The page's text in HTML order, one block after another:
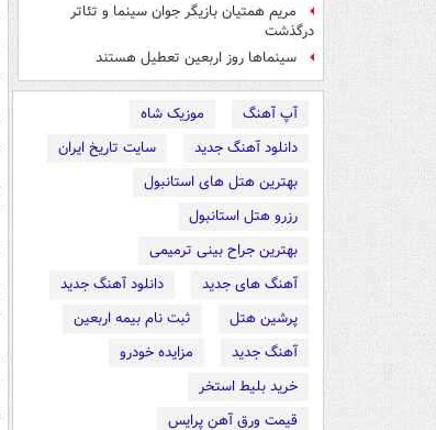
مریم همتیان بازیگر جوان سینما و تئاتر
درگذشت
سینماها روز اربعین تعطیل هستند
آپ آهنگ
موزیک شاه
دانلود آهنگ جدید
سایت تاریخ ایران
بهترین هتل های استانبول
رزرو هتل استانبول
بهترین جراح بینی ترمیمی
آهنگ های جدید
دانلود آهنگ جدید
پرشین هتل
ثبت نام بیمه اربعین
آهنگ جدید
مزایده خودرو
خرید بلیط استخر
قیمت ورق آهن پرایس